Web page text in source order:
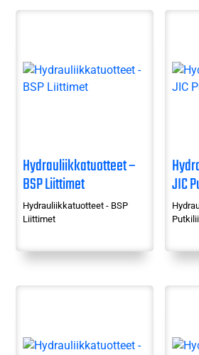
Hydrauliikkatuotteet –
BSP Liittimet
Hydrauliikkatuotteet - BSP
Liittimet
JIC